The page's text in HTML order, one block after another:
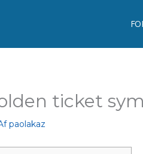
ticket
paolakaz